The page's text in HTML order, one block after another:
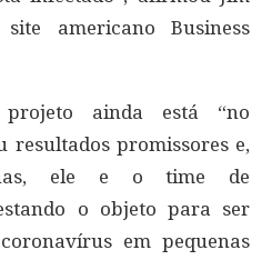
americano Business
ainda está “no
resultados promissores e,
ele e o time de
o objeto para ser
em pequenas